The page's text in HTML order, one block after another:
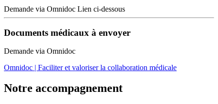
Demande via Omnidoc Lien ci-dessous
Documents médicaux à envoyer
Demande via Omnidoc
Omnidoc | Faciliter et valoriser la collaboration médicale
Notre accompagnement